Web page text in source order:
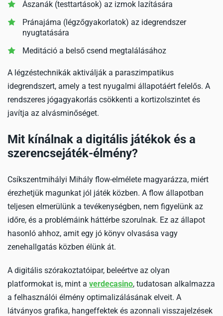
Ászanák (testtartások) az izmok lazítására
Pránajáma (légzőgyakorlatok) az idegrendszer
nyugtatására
Meditáció a belső csend megtalálásához
A légzéstechnikák aktiválják a paraszimpatikus
idegrendszert, amely a test nyugalmi állapotáért felelős. A
rendszeres jógagyakorlás csökkenti a kortizolszintet és
javítja az alvásminőséget.
Mit kínálnak a digitális játékok és a
szerencsejáték-élmény?
Csíkszentmihályi Mihály flow-elmélete magyarázza, miért
érezhetjük magunkat jól játék közben. A flow állapotban
teljesen elmerülünk a tevékenységben, nem figyelünk az
időre, és a problémáink háttérbe szorulnak. Ez az állapot
hasonló ahhoz, amit egy jó könyv olvasása vagy
zenehallgatás közben élünk át.
A digitális szórakoztatóipar, beleértve az olyan
platformokat is, mint a verdecasino, tudatosan alkalmazza
a felhasználói élmény optimalizálásának elveit. A
látványos grafika, hangeffektek és azonnali visszajelzések